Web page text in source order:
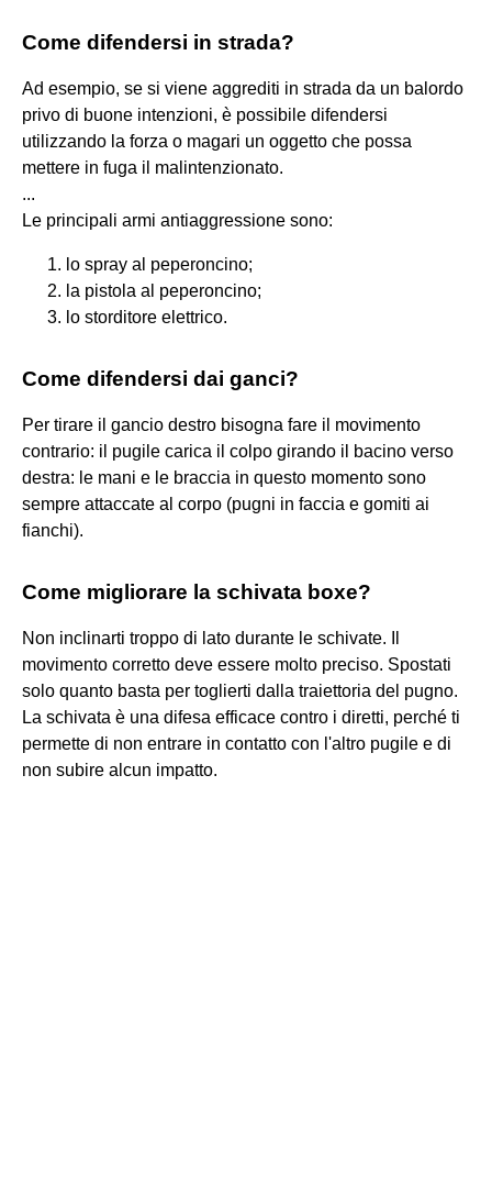
Come difendersi in strada?
Ad esempio, se si viene aggrediti in strada da un balordo
privo di buone intenzioni, è possibile difendersi
utilizzando la forza o magari un oggetto che possa
mettere in fuga il malintenzionato.
...
Le principali armi antiaggressione sono:
lo spray al peperoncino;
la pistola al peperoncino;
lo storditore elettrico.
Come difendersi dai ganci?
Per tirare il gancio destro bisogna fare il movimento
contrario: il pugile carica il colpo girando il bacino verso
destra: le mani e le braccia in questo momento sono
sempre attaccate al corpo (pugni in faccia e gomiti ai
fianchi).
Come migliorare la schivata boxe?
Non inclinarti troppo di lato durante le schivate. Il
movimento corretto deve essere molto preciso. Spostati
solo quanto basta per toglierti dalla traiettoria del pugno.
La schivata è una difesa efficace contro i diretti, perché ti
permette di non entrare in contatto con l'altro pugile e di
non subire alcun impatto.